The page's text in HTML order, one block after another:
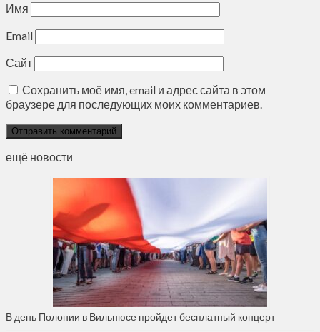
Имя
Email
Сайт
Сохранить моё имя, email и адрес сайта в этом
браузере для последующих моих комментариев.
ещё новости
В день Полонии в Вильнюсе пройдет бесплатный концерт